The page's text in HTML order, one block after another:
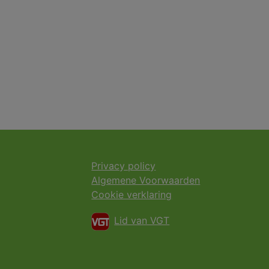
Privacy policy
Algemene Voorwaarden
Cookie verklaring
Lid van VGT